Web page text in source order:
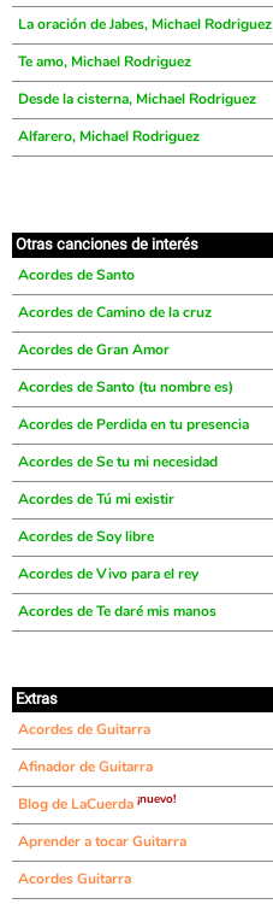
La oración de Jabes, Michael Rodriguez
Te amo, Michael Rodriguez
Desde la cisterna, Michael Rodriguez
Alfarero, Michael Rodriguez
Otras canciones de interés
Acordes de Santo
Acordes de Camino de la cruz
Acordes de Gran Amor
Acordes de Santo (tu nombre es)
Acordes de Perdida en tu presencia
Acordes de Se tu mi necesidad
Acordes de Tú mi existir
Acordes de Soy libre
Acordes de Vivo para el rey
Acordes de Te daré mis manos
Extras
Acordes de Guitarra
Afinador de Guitarra
Blog de LaCuerda ¡nuevo!
Aprender a tocar Guitarra
Acordes Guitarra